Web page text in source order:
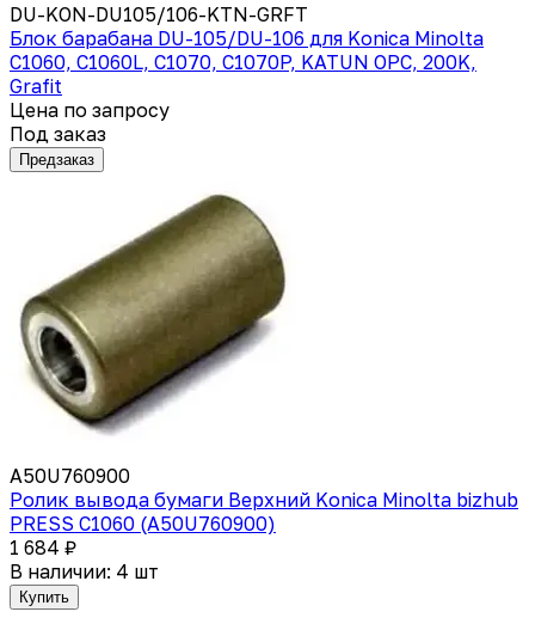
DU-KON-DU105/106-KTN-GRFT
Блок барабана DU-105/DU-106 для Konica Minolta
C1060, C1060L, C1070, C1070P, KATUN OPC, 200K,
Grafit
Цена по запросу
Под заказ
Предзаказ
A50U760900
Ролик вывода бумаги Верхний Konica Minolta bizhub
PRESS C1060 (A50U760900)
1 684 ₽
В наличии: 4 шт
Купить